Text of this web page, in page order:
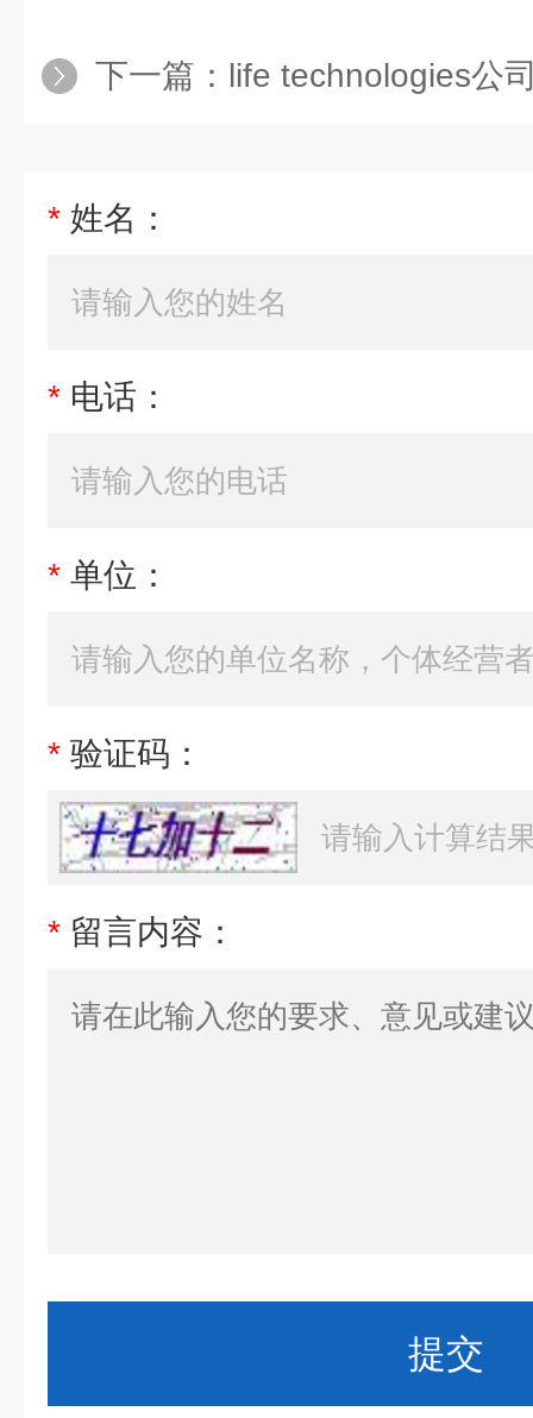
下一篇： life technologies公司
* 姓名：
* 电话：
* 单位：
* 验证码：
* 留言内容：